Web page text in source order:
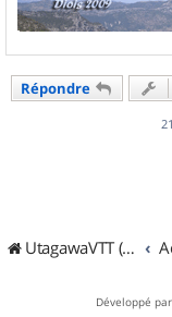
Répondre
UtagawaVTT (Randos VTT et VTTAE avec traces GPS)
Développé par